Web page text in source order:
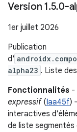
Version 1.5.0-
1er juillet 2026
Publication
d'
alpha23 . Liste des
Fonctionnalités -
expressif(Iaa45f)
interactives
de liste